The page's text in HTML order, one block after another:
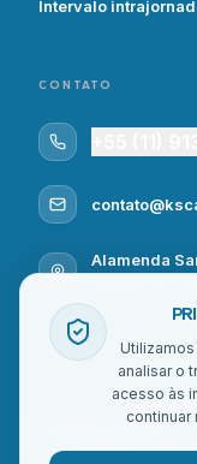
Intervalo
CONTATO
Alamenda
© Kullmann Souza
analisar o
acesso às
continuar